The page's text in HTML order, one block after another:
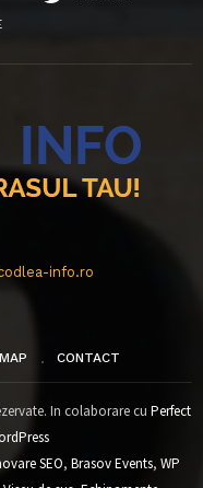
info.ro
CONTACT
In colaborare cu Perfect
SEO, Brasov Events, WP